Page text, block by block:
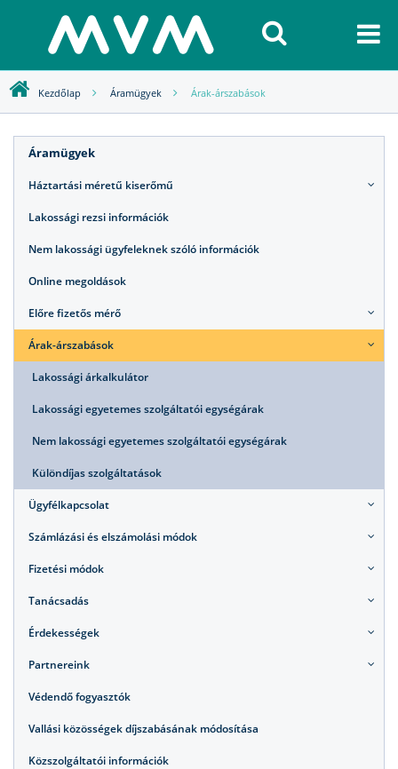
Kezdőlap Áramügyek Árak-árszabások
Áramügyek
Háztartási méretű kiserőmű
Lakossági rezsi információk
Nem lakossági ügyfeleknek szóló információk
Online megoldások
Előre fizetős mérő
Árak-árszabások
Lakossági árkalkulátor
Lakossági egyetemes szolgáltatói egységárak
Nem lakossági egyetemes szolgáltatói egységárak
Különdíjas szolgáltatások
Ügyfélkapcsolat
Számlázási és elszámolási módok
Fizetési módok
Tanácsadás
Érdekességek
Partnereink
Védendő fogyasztók
Vallási közösségek díjszabásának módosítása
Közszolgáltatói információk